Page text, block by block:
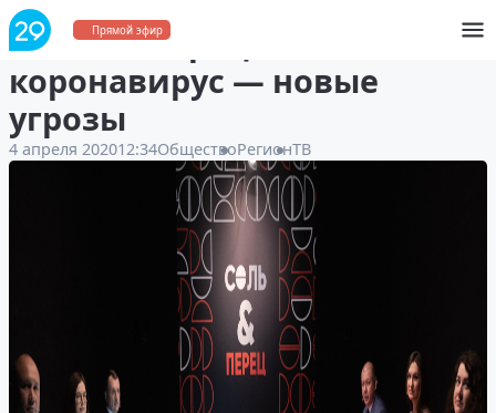
Прямой эфир
«Соль и перец»:
коронавирус — новые
угрозы
4 апреля 202012:34ОбществоРегионТВ